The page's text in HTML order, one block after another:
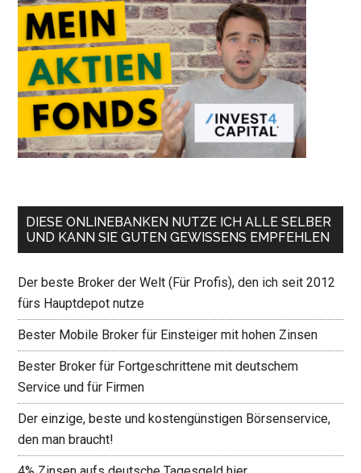
DIESE ONLINEBANKEN NUTZE ICH ALLE SELBER
UND KANN SIE GUTEN GEWISSENS EMPFEHLEN
Der beste Broker der Welt (Für Profis), den ich seit 2012
fürs Hauptdepot nutze
Bester Mobile Broker für Einsteiger mit hohen Zinsen
Bester Broker für Fortgeschrittene mit deutschem
Service und für Firmen
Der einzige, beste und kostengünstigen Börsenservice,
den man braucht!